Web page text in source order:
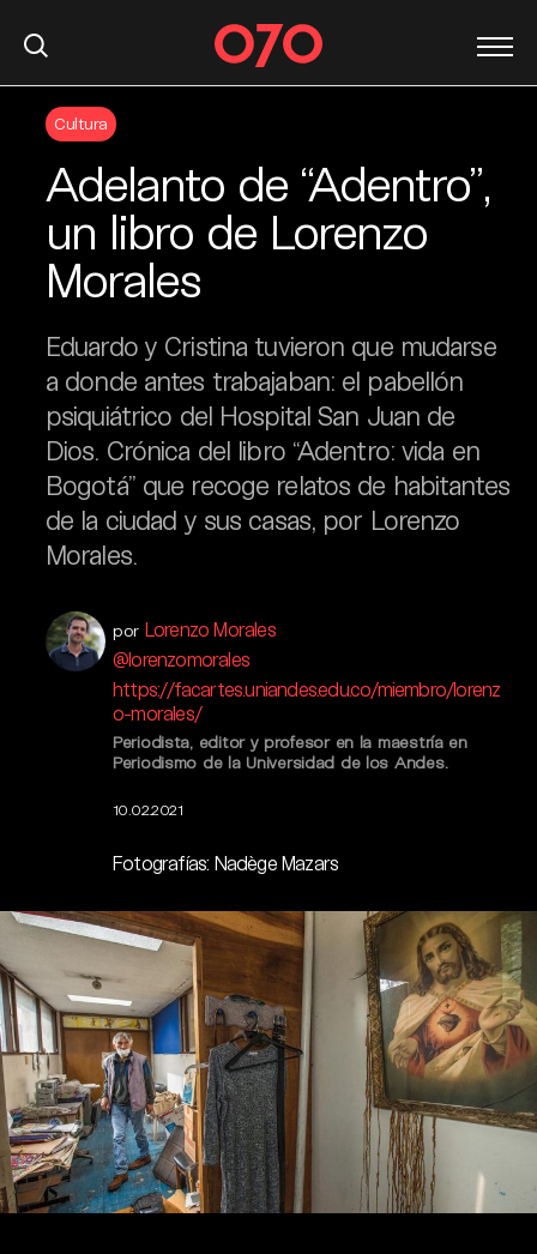
Cultura
Adelanto de “Adentro”,
un libro de Lorenzo
Morales
Eduardo y Cristina tuvieron que mudarse
a donde antes trabajaban: el pabellón
psiquiátrico del Hospital San Juan de
Dios. Crónica del libro “Adentro: vida en
Bogotá” que recoge relatos de habitantes
de la ciudad y sus casas, por Lorenzo
Morales.
por Lorenzo Morales
@lorenzomorales
https://facartes.uniandes.edu.co/miembro/lorenz
o-morales/
Periodista, editor y profesor en la maestría en
Periodismo de la Universidad de los Andes.
10.02.2021
Fotografías: Nadège Mazars